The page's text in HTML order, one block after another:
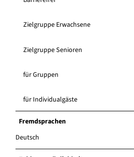
Zielgruppe Erwachsene
Zielgruppe Senioren
für Gruppen
für Individualgäste
Fremdsprachen
Deutsch